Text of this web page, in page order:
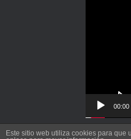
00:00
Este sitio web utiliza cookies para